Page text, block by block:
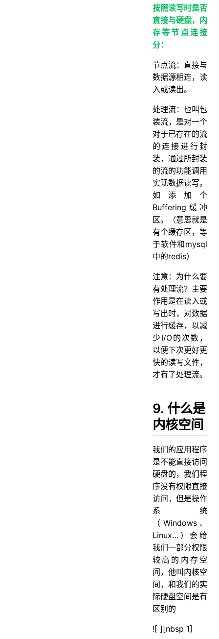
按照读写时是否
直接与硬盘，内
存等节点连接
分：
节点流：直接与
数据源相连，读
入或读出。
处理流：也叫包
装流，是对一个
对于已存在的流
的连接进行封
装，通过所封装
的流的功能调用
实现数据读写。
如添加个
Buffering缓冲
区。（意思就是
有个缓存区，等
于软件和mysql
中的redis）
注意：为什么要
有处理流？主要
作用是在读入或
写出时，对数据
进行缓存，以减
少I/O的次数，
以便下次更好更
快的读写文件，
才有了处理流。
9. 什么是
内核空间
我们的应用程序
是不能直接访问
硬盘的，我们程
序没有权限直接
访问，但是操作
系统
（Windows、
Linux…）会给
我们一部分权限
较高的内存空
间，他叫内核空
间，和我们的实
际硬盘空间是有
区别的
![ ][nbsp 1]